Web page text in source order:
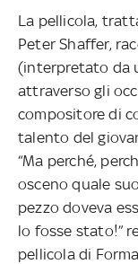
La pellicola,
Peter Shaffer,
(interpretato da
attraverso gli
compositore di
talento del
“Ma perché,
osceno quale
pezzo doveva
lo fosse stato!”
pellicola di